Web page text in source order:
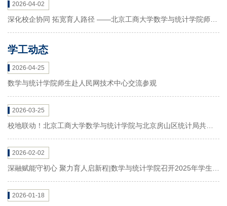
2026-04-02
深化校企协同 拓宽育人路径 ——北京工商大学数学与统计学院师生
学工动态
2026-04-25
数学与统计学院师生赴人民网技术中心交流参观
2026-03-25
校地联动！北京工商大学数学与统计学院与北京房山区统计局共绘
2026-02-02
深融赋能守初心 聚力育人启新程|数学与统计学院召开2025年学生工
2026-01-18